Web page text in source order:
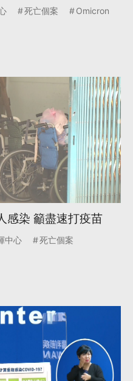
死亡個案
Omicron
感染 籲盡速打疫苗
中心
死亡個案